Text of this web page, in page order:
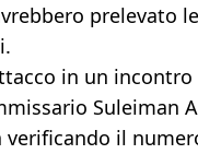
prelevato
in un incontro
Suleiman
verificando il